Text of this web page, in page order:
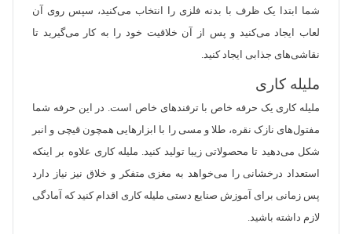
شما ابتدا یک ظرف با بدنه فلزی را انتخاب می‌کنید، سپس روی آن
لعاب ایجاد می‌کنید و پس از آن خلاقیت خود را به کار می‌گیرید تا
نقاشی‌های جذابی ایجاد کنید.
ملیله کاری
ملیله کاری یک حرفه خاص با ترفندهای خاص است. در این حرفه شما
مفتول‌های نازک نقره، طلا و مسی را با ابزارهایی همچون قیچی و انبر
شکل می‌دهید تا محصولاتی زیبا تولید کنید. ملیله کاری علاوه بر اینکه
استعداد درخشانی را می‌خواهد به مغزی متفکر و خلاق نیز نیاز دارد
پس زمانی برای آموزش صنایع دستی ملیله کاری اقدام کنید که آمادگی
لازم داشته باشید.